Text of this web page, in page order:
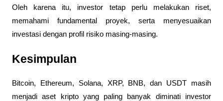
Oleh karena itu, investor tetap perlu melakukan riset,
memahami fundamental proyek, serta menyesuaikan
investasi dengan profil risiko masing-masing.
Kesimpulan
Bitcoin, Ethereum, Solana, XRP, BNB, dan USDT masih
menjadi aset kripto yang paling banyak diminati investor